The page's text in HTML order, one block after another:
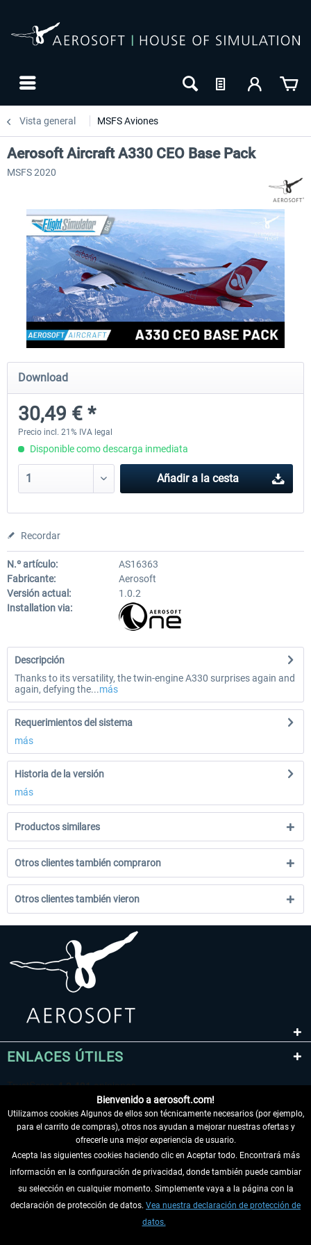
Vista general MSFS Aviones
FlightSim Studio - E-Jets 170/175
40,62 € *
Aerosoft Aircraft A340-
Aerosoft Aircraft A330 CEO Base Pack
MSFS 2020
Download
30,49 € *
Precio incl. 21% IVA legal
Disponible como descarga inmediata
Añadir a la cesta
Recordar
N.º artículo:
AS16363
Fabricante:
Aerosoft
Versión actual:
1.0.2
Installation via:
Descripción
Thanks to its versatility, the twin-engine A330 surprises again and
again, defying the...más
Requerimientos del sistema
más
Historia de la versión
más
Productos similares
Otros clientes también compraron
Otros clientes también vieron
ENLACES ÚTILES
DESISTIR DEL CONTRATO
INFORMACIÓN
Bienvenido a aerosoft.com!
Utilizamos cookies Algunos de ellos son técnicamente necesarios (por ejemplo,
para el carrito de compras), otros nos ayudan a mejorar nuestras ofertas y
ofrecerle una mejor experiencia de usuario.
Acepta las siguientes cookies haciendo clic en Aceptar todo. Encontrará más
información en la configuración de privacidad, donde también puede cambiar
su selección en cualquier momento. Simplemente vaya a la página con la
declaración de protección de datos. Vea nuestra declaración de protección de
datos.